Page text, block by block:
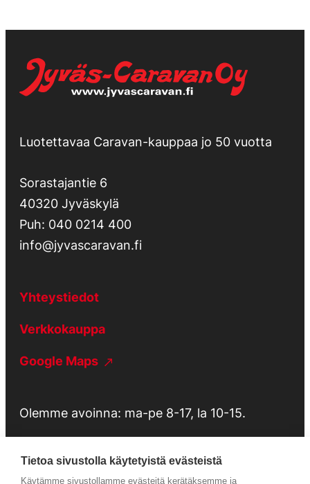
Luotettavaa Caravan-kauppaa jo 50 vuotta
Sorastajantie 6
40320 Jyväskylä
Puh: 040 0214 400
info@jyvascaravan.fi
Yhteystiedot
Verkkokauppa
Google Maps
Olemme avoinna: ma-pe 8-17, la 10-15.
Tietoa sivustolla käytetyistä evästeistä
Käytämme sivustollamme evästeitä kerätäksemme ja